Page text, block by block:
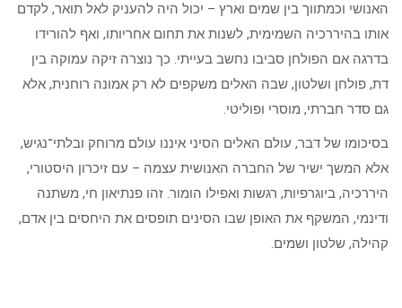
האנושי וכמתווך בין שמים וארץ – יכול היה להעניק לאל תואר, לקדם
אותו בהיררכיה השמימית, לשנות את תחום אחריותו, ואף להורידו
בדרגה אם הפולחן סביבו נחשב בעייתי. כך נוצרה זיקה עמוקה בין
דת, פולחן ושלטון, שבה האלים משקפים לא רק אמונה רוחנית, אלא
גם סדר חברתי, מוסרי ופוליטי.
בסיכומו של דבר, עולם האלים הסיני איננו עולם מרוחק ובלתי־נגיש,
אלא המשך ישיר של החברה האנושית עצמה – עם זיכרון היסטורי,
היררכיה, ביוגרפיות, רגשות ואפילו הומור. זהו פנתיאון חי, משתנה
ודינמי, המשקף את האופן שבו הסינים תופסים את היחסים בין אדם,
קהילה, שלטון ושמים.